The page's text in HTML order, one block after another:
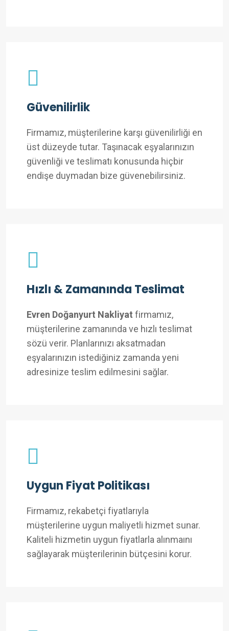
Güvenilirlik
Firmamız, müşterilerine karşı güvenilirliği en
üst düzeyde tutar. Taşınacak eşyalarınızın
güvenliği ve teslimatı konusunda hiçbir
endişe duymadan bize güvenebilirsiniz.
Hızlı & Zamanında Teslimat
Evren Doğanyurt Nakliyat firmamız,
müşterilerine zamanında ve hızlı teslimat
sözü verir. Planlarınızı aksatmadan
eşyalarınızın istediğiniz zamanda yeni
adresinize teslim edilmesini sağlar.
Uygun Fiyat Politikası
Firmamız, rekabetçi fiyatlarıyla
müşterilerine uygun maliyetli hizmet sunar.
Kaliteli hizmetin uygun fiyatlarla alınmaını
sağlayarak müşterilerinin bütçesini korur.